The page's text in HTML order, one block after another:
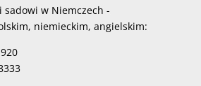
sadowi w Niemczech -
niemieckim, angielskim: